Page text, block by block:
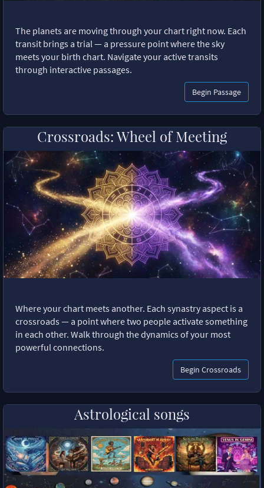
The planets are moving through your chart right now. Each
transit brings a trial — a pressure point where the sky
meets your birth chart. Navigate your active transits
through interactive passages.
Begin Passage
Crossroads: Wheel of Meeting
Where your chart meets another. Each synastry aspect is a
crossroads — a point where two people activate something
in each other. Walk through the dynamics of your most
powerful connections.
Begin Crossroads
Astrological songs